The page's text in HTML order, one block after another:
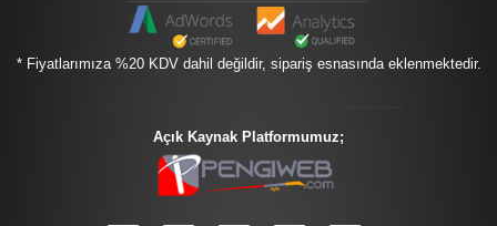
* Fiyatlarımıza %20 KDV dahil değildir, sipariş esnasında eklenmektedir.
Açık Kaynak Platformumuz;